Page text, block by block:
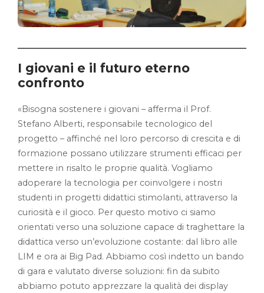
I giovani e il futuro eterno
confronto
«Bisogna sostenere i giovani – afferma il Prof.
Stefano Alberti, responsabile tecnologico del
progetto – affinché nel loro percorso di crescita e di
formazione possano utilizzare strumenti efficaci per
mettere in risalto le proprie qualità. Vogliamo
adoperare la tecnologia per coinvolgere i nostri
studenti in progetti didattici stimolanti, attraverso la
curiosità e il gioco. Per questo motivo ci siamo
orientati verso una soluzione capace di traghettare la
didattica verso un’evoluzione costante: dal libro alle
LIM e ora ai Big Pad. Abbiamo così indetto un bando
di gara e valutato diverse soluzioni: fin da subito
abbiamo potuto apprezzare la qualità dei display